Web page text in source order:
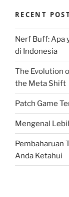
RECENT
Nerf Buff: Apa
di Indonesia
The Evolution
the Meta Shift
Patch Game
Mengenal
Pembaharuan
Anda Ketahui